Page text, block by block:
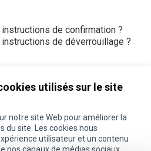
utilisés sur le site
notre site Web pour améliorer la
du site. Les cookies nous
utilisateur et un contenu
de confirmation ?
de déverrouillage ?